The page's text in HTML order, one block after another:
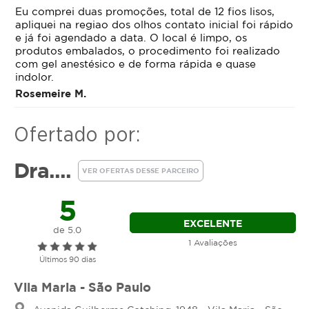
Como Funcionam os Fios de
PDO?
Volume e preenchimento imediato
sulcos como o bigode chinês.
possuem pequenas projeções que se ancoram
na pele, promovendo uma tração mecânica
que reposiciona os tecidos e eleva regiões
flácidas.
Estímulo de colágeno natural: A presença do
fio ativa o processo regenerativo do corpo,
induzindo a formação de colágeno novo e
melhorando a qualidade da pele
Eu comprei duas promoções, total de 12 fios lisos,
apliquei na regiao dos olhos contato inicial foi rápido
e já foi agendado a data. O local é limpo, os
produtos embalados, o procedimento foi realizado
com gel anestésico e de forma rápida e quase
indolor.
Rosemeire M.
Ofertado por:
Dra.... VER OFERTAS DESSE PARCEIRO
5
de 5.0
Últimos 90 dias
EXCELENTE
1 Avaliações
Vila Maria - São Paulo